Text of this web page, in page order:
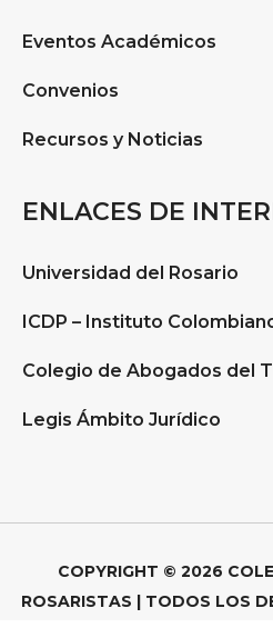
Eventos Académicos
Convenios
Recursos y Noticias
ENLACES DE
Universidad del Rosario
ICDP – Instituto
Colegio de Abogados del
Legis Ámbito Jurídico
COPYRIGHT © 2026
ROSARISTAS | TODOS LOS